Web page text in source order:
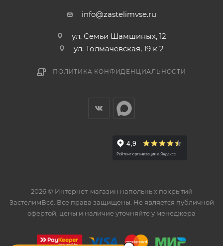
info@zastelimvse.ru
ул. Семьи Шамшиных, 12
ул. Толмачевская, 19 к 2
ПОЛИТИКА КОНФИДЕНЦИАЛЬНОСТИ
2026 © Интернет-магазин напольных покрытий
ЗастелимВсё. Все права защищены. Не является публичной
офертой, цены и наличие уточняйте у менеджера